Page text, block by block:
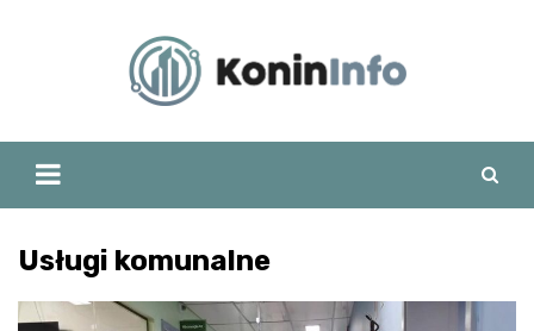
Usługi komunalne